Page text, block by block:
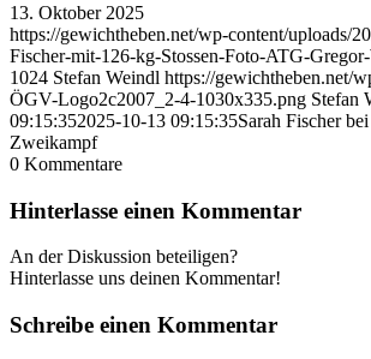
13. Oktober 2025
https://gewichtheben.net/wp-content/uploads/
Fischer-mit-126-kg-Stossen-Foto-ATG-
1024 Stefan Weindl https://gewichtheben.net/
ÖGV-Logo2c2007_2-4-1030x335.png Stefan
09:15:352025-10-13 09:15:35Sarah Fischer
Zweikampf
0 Kommentare
Hinterlasse einen Kommentar
An der Diskussion beteiligen?
Hinterlasse uns deinen Kommentar!
Schreibe einen Kommentar